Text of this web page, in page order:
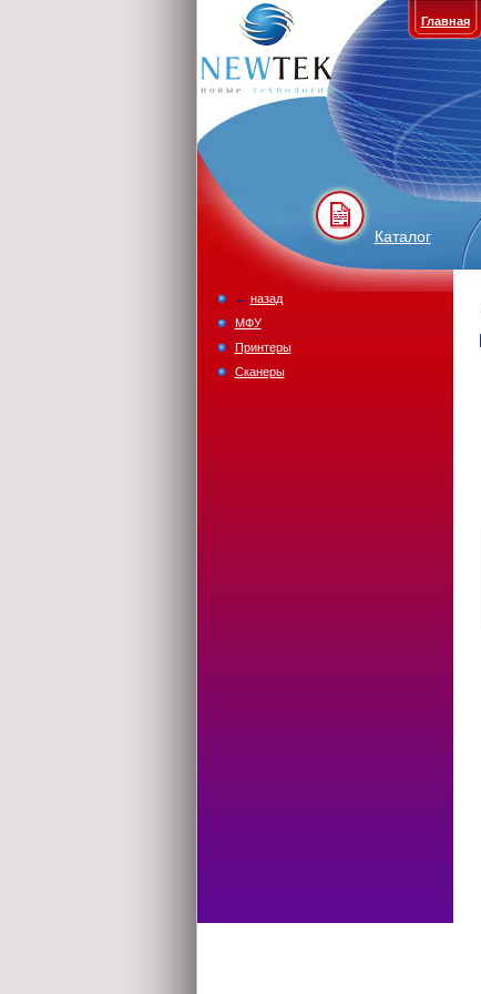
Главная
Каталог
← назад
МФУ
Принтеры
Сканеры